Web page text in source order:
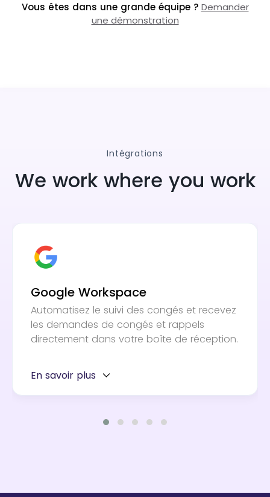
Vous êtes dans une grande équipe ? Demander
une démonstration
Intégrations
We work where you work
Google Workspace
Automatisez le suivi des congés et recevez
les demandes de congés et rappels
directement dans votre boîte de réception.
En savoir plus